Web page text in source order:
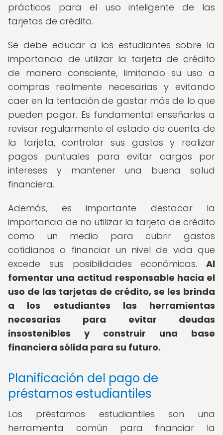
prácticos para el uso inteligente de las
tarjetas de crédito.
Se debe educar a los estudiantes sobre la
importancia de utilizar la tarjeta de crédito
de manera consciente, limitando su uso a
compras realmente necesarias y evitando
caer en la tentación de gastar más de lo que
pueden pagar. Es fundamental enseñarles a
revisar regularmente el estado de cuenta de
la tarjeta, controlar sus gastos y realizar
pagos puntuales para evitar cargos por
intereses y mantener una buena salud
financiera.
Además, es importante destacar la
importancia de no utilizar la tarjeta de crédito
como un medio para cubrir gastos
cotidianos o financiar un nivel de vida que
excede sus posibilidades económicas. Al
fomentar una actitud responsable hacia el
uso de las tarjetas de crédito, se les brinda
a los estudiantes las herramientas
necesarias para evitar deudas
insostenibles y construir una base
financiera sólida para su futuro.
Planificación del pago de
préstamos estudiantiles
Los préstamos estudiantiles son una
herramienta común para financiar la